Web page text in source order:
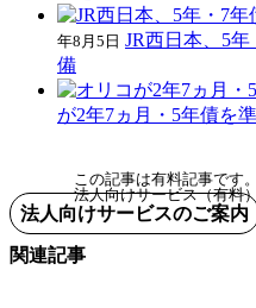
年8月5日 JR西日本、5
備
が2年7ヵ月・5年債を
この記事は有料記事です
法人向けサービス（有料
法人向けサービスのご案内
関連記事